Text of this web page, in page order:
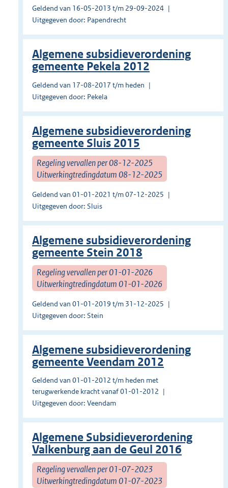
Geldend van 16-05-2013 t/m 29-09-2024
Uitgegeven door: Papendrecht
Algemene subsidieverordening
gemeente Pekela 2012
Geldend van 17-08-2017 t/m heden
Uitgegeven door: Pekela
Algemene subsidieverordening
gemeente Sluis 2015
Regeling vervallen per 08-12-2025
Uitwerkingtredingdatum 08-12-2025
Geldend van 01-01-2021 t/m 07-12-2025
Uitgegeven door: Sluis
Algemene subsidieverordening
gemeente Stein 2018
Regeling vervallen per 01-01-2026
Uitwerkingtredingdatum 01-01-2026
Geldend van 01-01-2019 t/m 31-12-2025
Uitgegeven door: Stein
Algemene subsidieverordening
gemeente Veendam 2012
Geldend van 01-01-2012 t/m heden met
terugwerkende kracht vanaf 01-01-2012
Uitgegeven door: Veendam
Algemene Subsidieverordening
Valkenburg aan de Geul 2016
Regeling vervallen per 01-07-2023
Uitwerkingtredingdatum 01-07-2023